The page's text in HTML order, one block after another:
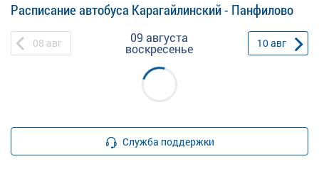
Расписание автобуса Карагайлинский - Панфилово
08 авг 09 августа
воскресенье 10авг
Служба поддержки